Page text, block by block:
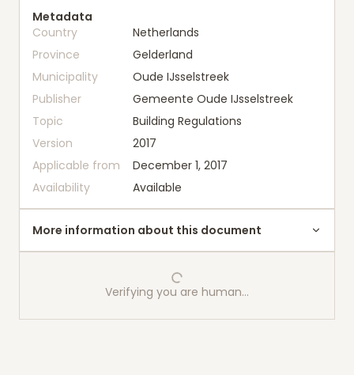
Metadata
Country
Netherlands
Province
Gelderland
Municipality
Oude IJsselstreek
Publisher
Gemeente Oude IJsselstreek
Topic
Building Regulations
Version
2017
Applicable from
December 1, 2017
Availability
Available
More information about this document
Verifying you are human…